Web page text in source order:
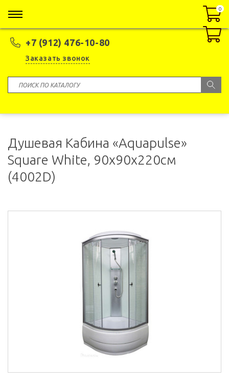
+7 (912) 476-10-80
Заказать звонок
0
0
Душевая Кабина «Aquapulse»
Square White, 90x90x220см
(4002D)